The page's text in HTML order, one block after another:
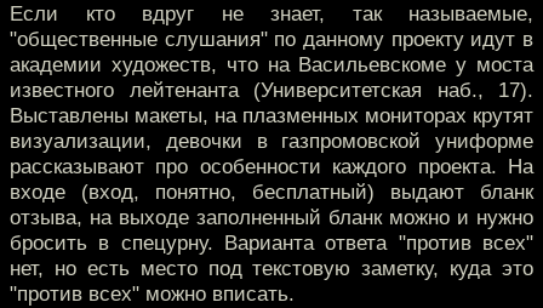
Если кто вдруг не знает, так называемые,
"общественные слушания" по данному проекту идут в
академии художеств, что на Васильевскоме у моста
известного лейтенанта (Университетская наб., 17).
Выставлены макеты, на плазменных мониторах крутят
визуализации, девочки в газпромовской униформе
рассказывают про особенности каждого проекта. На
входе (вход, понятно, бесплатный) выдают бланк
отзыва, на выходе заполненный бланк можно и нужно
бросить в спецурну. Варианта ответа "против всех"
нет, но есть место под текстовую заметку, куда это
"против всех" можно вписать.